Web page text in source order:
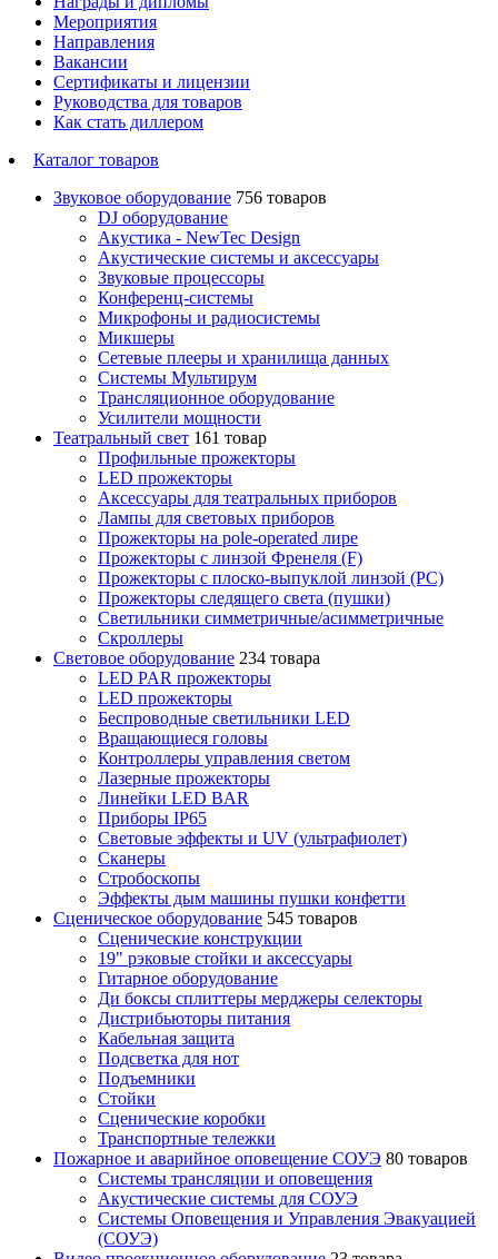
Мероприятия
Направления
Вакансии
Сертификаты и лицензии
Руководства для товаров
Как стать диллером
Каталог товаров
Звуковое оборудование 756 товаров
DJ оборудование
Акустика - NewTec Design
Акустические системы и аксессуары
Звуковые процессоры
Конференц-системы
Микрофоны и радиосистемы
Микшеры
Сетевые плееры и хранилища данных
Системы Мультирум
Трансляционное оборудование
Усилители мощности
Театральный свет 161 товар
Профильные прожекторы
LED прожекторы
Аксессуары для театральных приборов
Лампы для световых приборов
Прожекторы на pole-operated лире
Прожекторы с линзой Френеля (F)
Прожекторы с плоско-выпуклой линзой (PC)
Прожекторы следящего света (пушки)
Светильники симметричные/асимметричные
Скроллеры
Световое оборудование 234 товара
LED PAR прожекторы
LED прожекторы
Беспроводные светильники LED
Вращающиеся головы
Контроллеры управления светом
Лазерные прожекторы
Линейки LED BAR
Приборы IP65
Световые эффекты и UV (ультрафиолет)
Сканеры
Стробоскопы
Эффекты дым машины пушки конфетти
Сценическое оборудование 545 товаров
Сценические конструкции
19" рэковые стойки и аксесcуары
Гитарное оборудование
Ди боксы сплиттеры мерджеры селекторы
Дистрибьюторы питания
Кабельная защита
Подсветка для нот
Подъемники
Стойки
Сценические коробки
Транспортные тележки
Пожарное и аварийное оповещение СОУЭ 80 товаров
Cистемы трансляции и оповещения
Акустические системы для СОУЭ
Системы Оповещения и Управления Эвакуацией
(СОУЭ)